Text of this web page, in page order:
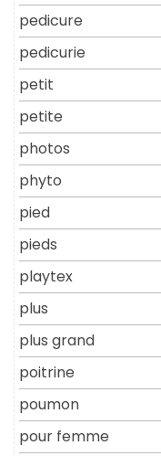
pedicure
pedicurie
petit
petite
photos
phyto
pied
pieds
playtex
plus
plus grand
poitrine
poumon
pour femme